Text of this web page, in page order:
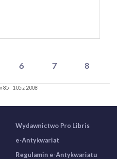
6 7 8
- 105 z 2008
Wydawnictwo Pro Libris
e-Antykwariat
Regulamin e-Antykwariatu